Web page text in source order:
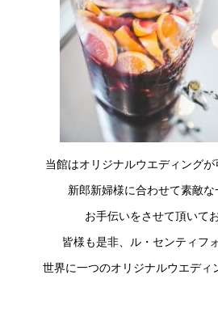
当館はオリジナルウエディングが
新郎新婦様に合わせて素敵な
お手伝いをさせて頂いて
皆様も是非、ル・センティフ
世界に一つのオリジナルウエディ